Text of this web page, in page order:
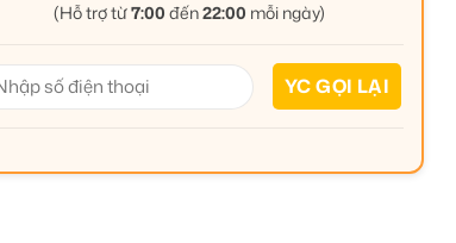
(Hỗ trợ từ7:00 đến22:00 mỗi ngày)